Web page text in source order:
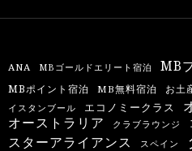
ANA MBゴールドエリート宿泊 MB
MBポイント宿泊 MB無料宿泊 お土
イスタンブール エコノミークラス
オーストラリア クラブラウンジ
スターアライアンス スペイン